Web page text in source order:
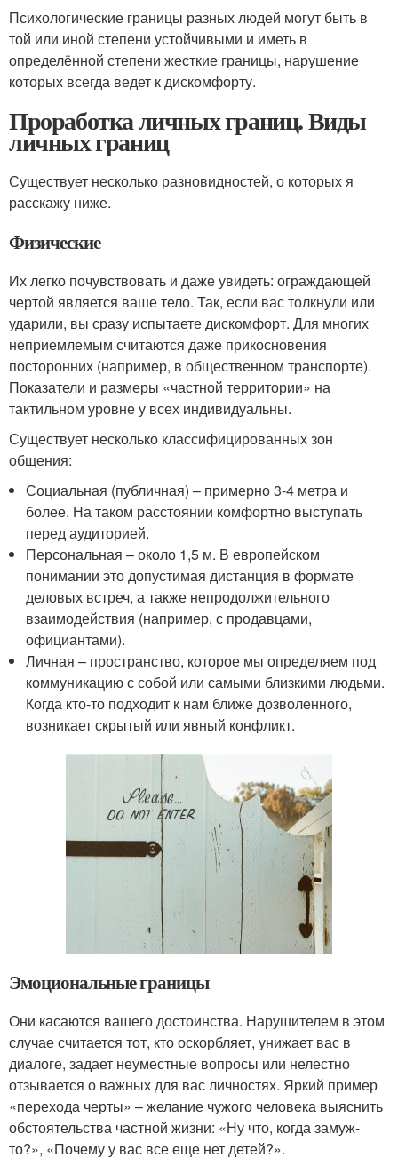
Психологические границы разных людей могут быть в
той или иной степени устойчивыми и иметь в
определённой степени жесткие границы, нарушение
которых всегда ведет к дискомфорту.
Проработка личных границ. Виды
личных границ
Существует несколько разновидностей, о которых я
расскажу ниже.
Физические
Их легко почувствовать и даже увидеть: ограждающей
чертой является ваше тело. Так, если вас толкнули или
ударили, вы сразу испытаете дискомфорт. Для многих
неприемлемым считаются даже прикосновения
посторонних (например, в общественном транспорте).
Показатели и размеры «частной территории» на
тактильном уровне у всех индивидуальны.
Существует несколько классифицированных зон
общения:
Социальная (публичная) – примерно 3-4 метра и
более. На таком расстоянии комфортно выступать
перед аудиторией.
Персональная – около 1,5 м. В европейском
понимании это допустимая дистанция в формате
деловых встреч, а также непродолжительного
взаимодействия (например, с продавцами,
официантами).
Личная – пространство, которое мы определяем под
коммуникацию с собой или самыми близкими людьми.
Когда кто-то подходит к нам ближе дозволенного,
возникает скрытый или явный конфликт.
Эмоциональные границы
Они касаются вашего достоинства. Нарушителем в этом
случае считается тот, кто оскорбляет, унижает вас в
диалоге, задает неуместные вопросы или нелестно
отзывается о важных для вас личностях. Яркий пример
«перехода черты» – желание чужого человека выяснить
обстоятельства частной жизни: «Ну что, когда замуж-
то?», «Почему у вас все еще нет детей?».